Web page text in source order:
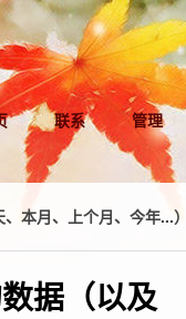
联系 管理
本月、上个月、今年...
据（以及